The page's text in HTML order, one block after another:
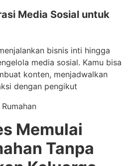
Media Sosial untuk
bisnis inti hingga
media sosial. Kamu bisa
konten, menjadwalkan
dengan pengikut
Memulai
Tanpa